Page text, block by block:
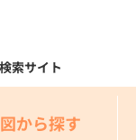
索サイト
から探す